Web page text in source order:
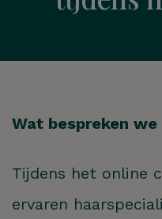
Wat bespreken
Tijdens het online
ervaren